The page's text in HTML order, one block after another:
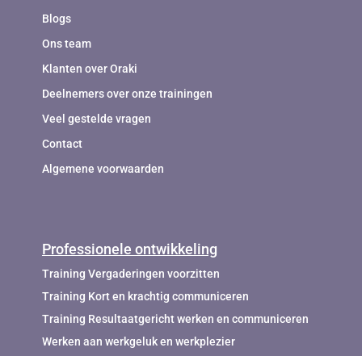
Blogs
Ons team
Klanten over Oraki
Deelnemers over onze trainingen
Veel gestelde vragen
Contact
Algemene voorwaarden
Professionele ontwikkeling
Training Vergaderingen voorzitten
Training Kort en krachtig communiceren
Training Resultaatgericht werken en communiceren
Werken aan werkgeluk en werkplezier